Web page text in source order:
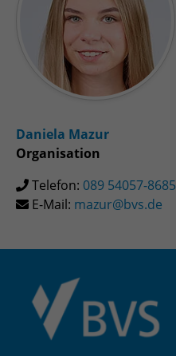
Daniela Mazur
Organisation
Telefon: 089 54057-8685
E-Mail: mazur@bvs.de